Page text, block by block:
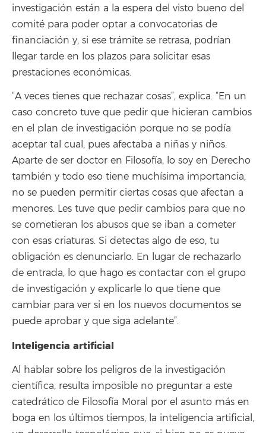
investigación están a la espera del visto bueno del
comité para poder optar a convocatorias de
financiación y, si ese trámite se retrasa, podrían
llegar tarde en los plazos para solicitar esas
prestaciones económicas.
“A veces tienes que rechazar cosas”, explica. “En un
caso concreto tuve que pedir que hicieran cambios
en el plan de investigación porque no se podía
aceptar tal cual, pues afectaba a niñas y niños.
Aparte de ser doctor en Filosofía, lo soy en Derecho
también y todo eso tiene muchísima importancia,
no se pueden permitir ciertas cosas que afectan a
menores. Les tuve que pedir cambios para que no
se cometieran los abusos que se iban a cometer
con esas criaturas. Si detectas algo de eso, tu
obligación es denunciarlo. En lugar de rechazarlo
de entrada, lo que hago es contactar con el grupo
de investigación y explicarle lo que tiene que
cambiar para ver si en los nuevos documentos se
puede aprobar y que siga adelante”.
Inteligencia artificial
Al hablar sobre los peligros de la investigación
científica, resulta imposible no preguntar a este
catedrático de Filosofía Moral por el asunto más en
boga en los últimos tiempos, la inteligencia artificial,